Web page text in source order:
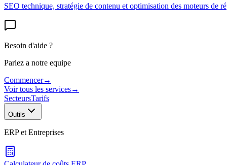
SEO technique, stratégie de contenu et optimisation des moteurs de
Besoin d'aide ?
Parlez a notre equipe
Commencer→
Voir tous les services→
SecteursTarifs
Outils
ERP et Entreprises